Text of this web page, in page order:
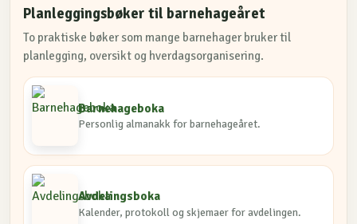
Planleggingsbøker til barnehageåret
To praktiske bøker som mange barnehager bruker til
planlegging, oversikt og hverdagsorganisering.
Barnehageboka
Personlig almanakk for barnehageåret.
Avdelingsboka
Kalender, protokoll og skjemaer for avdelingen.